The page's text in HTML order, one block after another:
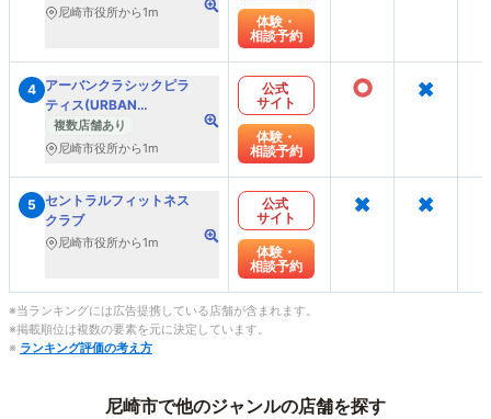
尼崎市役所から1m
体験・
相談予約
4 アーバンクラシックピラ
ティス(URBAN
CLASSIC PILATES)
複数店舗あり
尼崎市役所から1m
公式
サイト
体験・
相談予約
○ ×
5 セントラルフィットネス
クラブ
尼崎市役所から1m
公式
サイト
体験・
相談予約
× ×
※当ランキングには広告提携している店舗が含まれます。
※掲載順位は複数の要素を元に決定しています。
※ ランキング評価の考え方
尼崎市で他のジャンルの店舗を探す